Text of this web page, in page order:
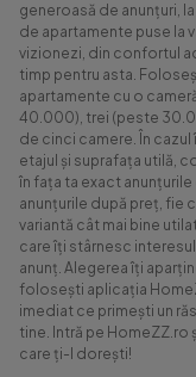
generoasă de anunțuri,
de apartamente puse la
vizionezi, din confortul
timp pentru asta.
apartamente cu o
40.000), trei (peste
de cinci camere. În
etajul și suprafața utilă,
în fața ta exact
anunțurile după preț, fie
variantă cât mai bine
care îți stârnesc
anunț. Alegerea îți
folosești aplicația
imediat ce primești un
tine. Intră pe HomeZZ.ro
care ți-l dorești!